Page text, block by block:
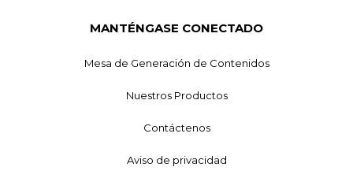
MANTÉNGASE CONECTADO
Mesa de Generación de Contenidos
Nuestros Productos
Contáctenos
Aviso de privacidad